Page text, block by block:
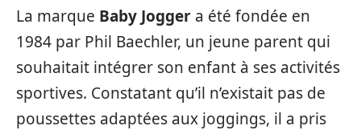
La marque Baby Jogger a été fondée en
1984 par Phil Baechler, un jeune parent qui
souhaitait intégrer son enfant à ses activités
sportives. Constatant qu’il n’existait pas de
poussettes adaptées aux joggings, il a pris